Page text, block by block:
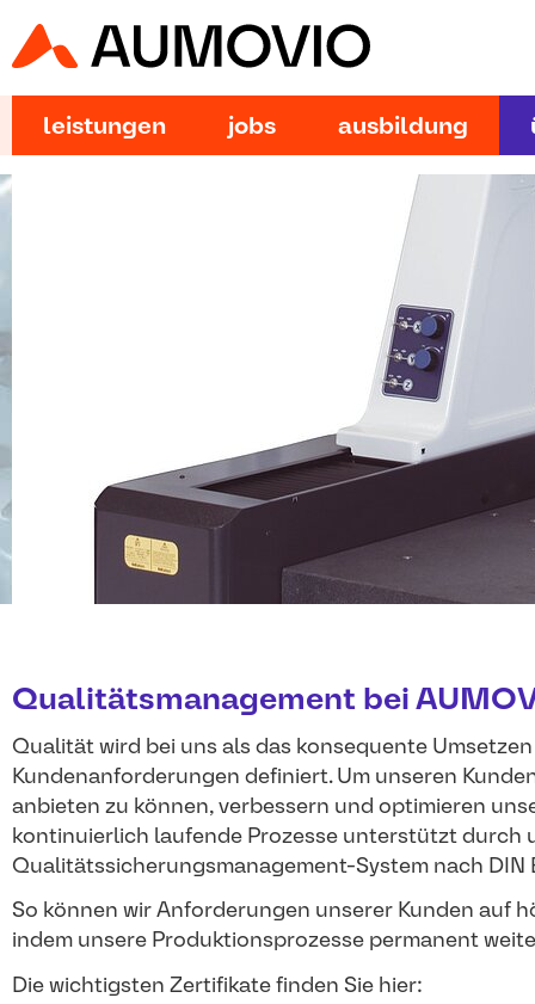
leistungen jobs ausbildung
Qualitätsmanagement bei
Qualität wird bei uns als das konsequente
Kundenanforderungen definiert. Um unseren
anbieten zu können, verbessern und optimieren
kontinuierlich laufende Prozesse unterstützt durch
Qualitätssicherungsmanagement-System nach DIN
So können wir Anforderungen unserer Kunden auf
indem unsere Produktionsprozesse permanent
Die wichtigsten Zertifikate finden Sie hier: